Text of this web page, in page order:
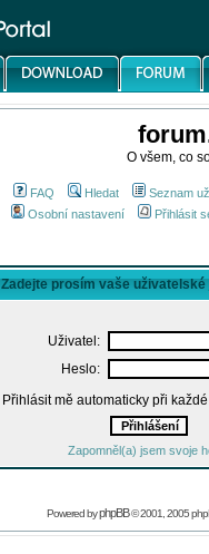
O všem, co
FAQ Hledat Seznam
Osobní nastavení
Přihlásit
Zadejte prosím vaše uživatelské
Uživatel:
Heslo:
Přihlásit mě automaticky při
Zapomněl(a) jsem svoje
Powered byphpBB© 2001, 2005